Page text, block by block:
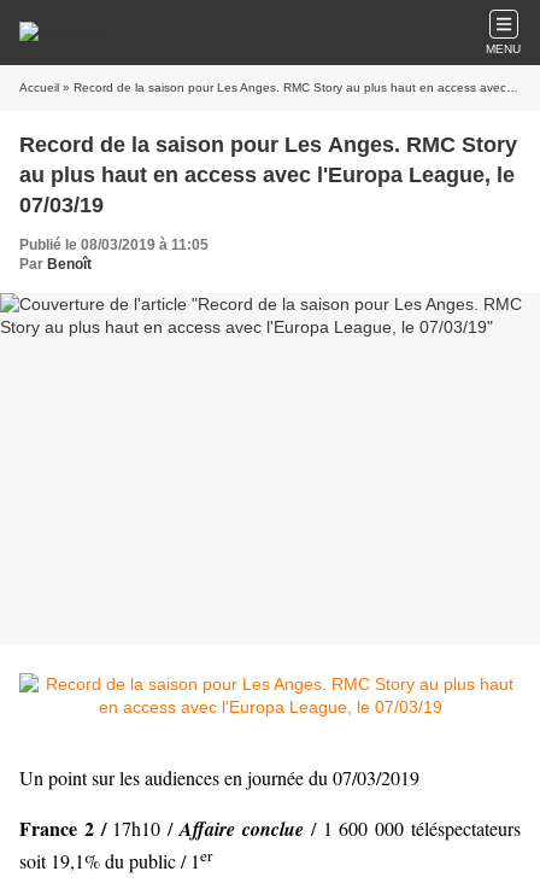
MENU
Accueil » Record de la saison pour Les Anges. RMC Story au plus haut en access avec l'Europa League, le 07/03/19
Record de la saison pour Les Anges. RMC Story
au plus haut en access avec l'Europa League, le
07/03/19
Publié le 08/03/2019 à 11:05
Par Benoît
Un point sur les audiences en journée du 07/03/2019
France 2 / 17h10 /Affaire conclue / 1 600 000 téléspectateurs
soit 19,1% du public / 1er